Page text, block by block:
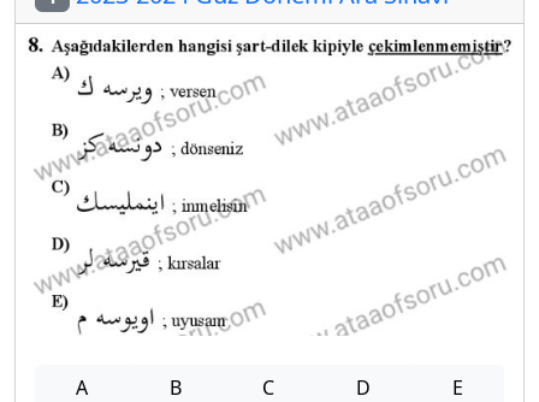
A B C D E